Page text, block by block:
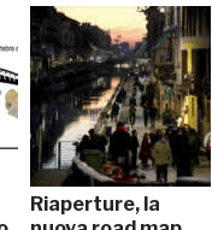
Riaperture, la